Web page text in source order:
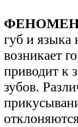
ФЕНОМЕН
губ и языка
возникает
приводит к
зубов.